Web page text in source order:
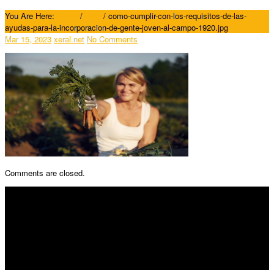
You Are Here: / / como-cumplir-con-los-requisitos-de-las-
ayudas-para-la-incorporacion-de-gente-joven-al-campo-1920.jpg
Mar 15, 2023 xeral.net No Comments
Comments are closed.